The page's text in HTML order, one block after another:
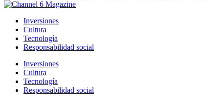
Inversiones
Cultura
Tecnología
Responsabilidad social
Inversiones
Cultura
Tecnología
Responsabilidad social